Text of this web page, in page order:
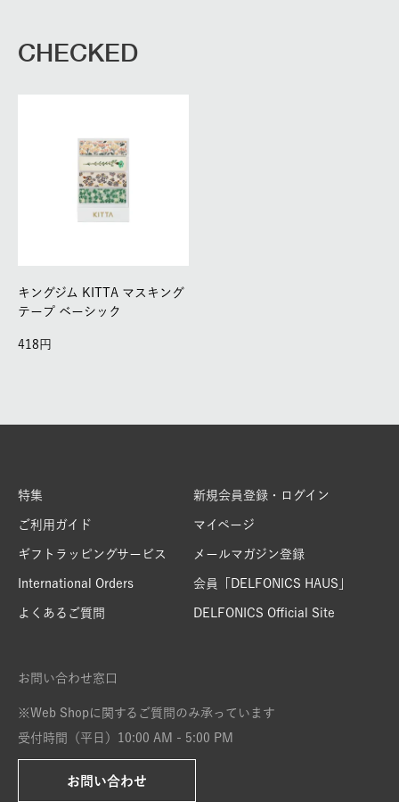
CHECKED
キングジム KITTA マスキング
テープ ベーシック
418
特集
ご利用ガイド
ギフトラッピングサービス
International Orders
よくあるご質問
新規会員登録・ログイン
マイページ
メールマガジン登録
会員「DELFONICS HAUS」
DELFONICS Official Site
お問い合わせ窓口
※Web Shopに関するご質問のみ承っています
受付時間（平日）10:00 AM - 5:00 PM
お問い合わせ